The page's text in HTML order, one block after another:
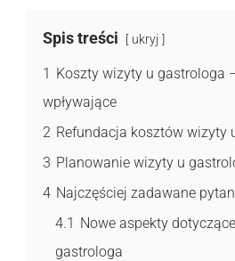
Spis treści ukryj
1 Koszty wizyty u gastrologa
wpływające
2 Refundacja kosztów wizyty
3 Planowanie wizyty u
4 Najczęściej zadawane
4.1 Nowe aspekty
gastrologa